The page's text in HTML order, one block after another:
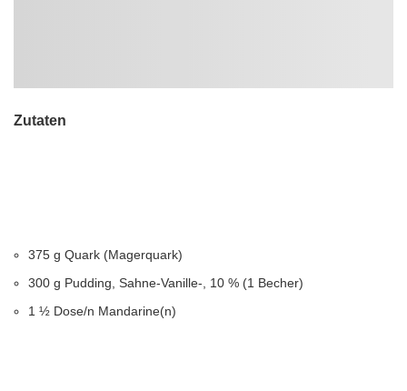
Zutaten
375 g Quark (Magerquark)
300 g Pudding, Sahne-Vanille-, 10 % (1 Becher)
1 ½ Dose/n Mandarine(n)